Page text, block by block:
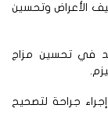
وتحسين
تحسين مزاج
جراحة لتصحيح